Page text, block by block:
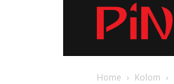
Home Kolom